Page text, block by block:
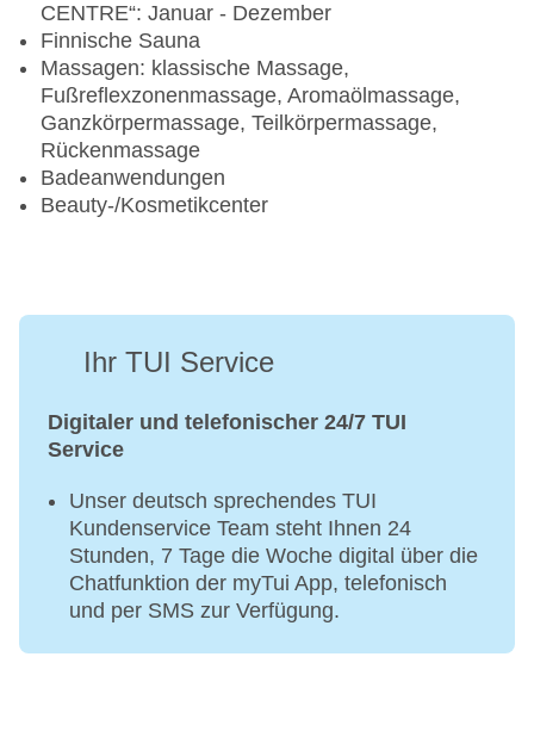
CENTRE“: Januar - Dezember
Finnische Sauna
Massagen: klassische Massage,
Fußreflexzonenmassage, Aromaölmassage,
Ganzkörpermassage, Teilkörpermassage,
Rückenmassage
Badeanwendungen
Beauty-/Kosmetikcenter
Ihr TUI Service
Digitaler und telefonischer 24/7 TUI
Service
Unser deutsch sprechendes TUI
Kundenservice Team steht Ihnen 24
Stunden, 7 Tage die Woche digital über die
Chatfunktion der myTui App, telefonisch
und per SMS zur Verfügung.